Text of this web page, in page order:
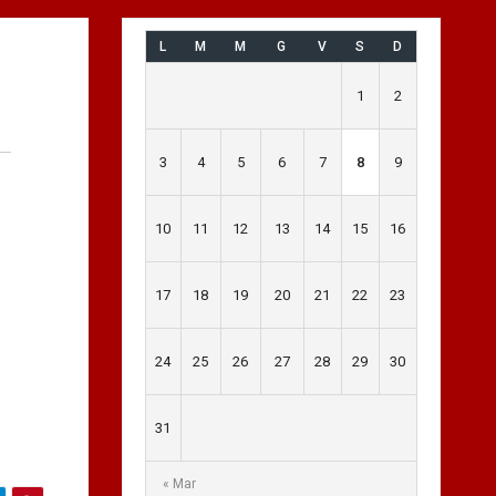
L M M G V S D
« Mar
1 2
3 4 5 6 7 8 9
10 11 12 13 14 15 16
17 18 19 20 21 22 23
24 25 26 27 28 29 30
31